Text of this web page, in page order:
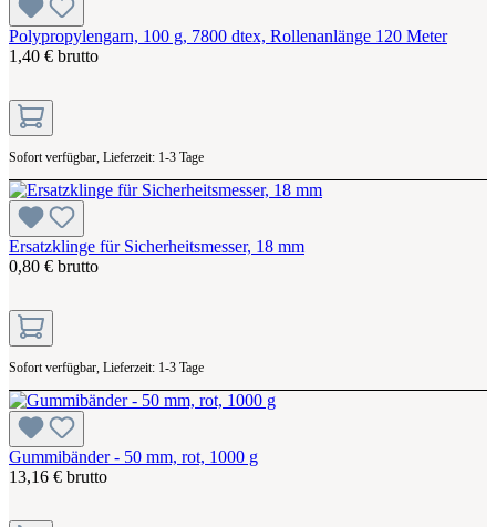
Polypropylengarn, 100 g, 7800 dtex, Rollenanlänge 120 Meter
1,40 € brutto
Sofort verfügbar, Lieferzeit: 1-3 Tage
Ersatzklinge für Sicherheitsmesser, 18 mm
0,80 € brutto
Sofort verfügbar, Lieferzeit: 1-3 Tage
Gummibänder - 50 mm, rot, 1000 g
13,16 € brutto